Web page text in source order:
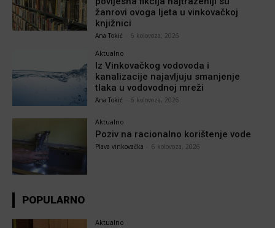
žanrovi ovoga ljeta u vinkovačkoj
knjižnici
Ana Tokić 6 kolovoza, 2026
Aktualno
Iz Vinkovačkog vodovoda i
kanalizacije najavljuju smanjenje
tlaka u vodovodnoj mreži
Ana Tokić 6 kolovoza, 2026
Aktualno
Poziv na racionalno korištenje vode
Plava vinkovačka 6 kolovoza, 2026
POPULARNO
Aktualno